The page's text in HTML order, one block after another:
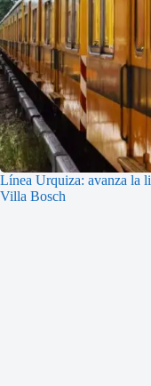
Línea Urquiza: avanza la
Villa Bosch